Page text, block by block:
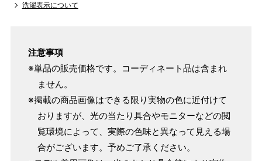
MW
L
～165cm
LW
167cm
LL ～170cm ～98cm
170cm
4尺4寸5分
洗濯表示について
注意事項
※単品の販売価格です。コーディネート品は含まれ
ません。
※掲載の商品画像はできる限り実物の色に近付けて
おりますが、光の当たり具合やモニターなどの閲
覧環境によって、実際の色味と異なって見える場
合がございます。予めご了承ください。